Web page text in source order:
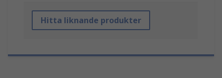
Hitta liknande produkter